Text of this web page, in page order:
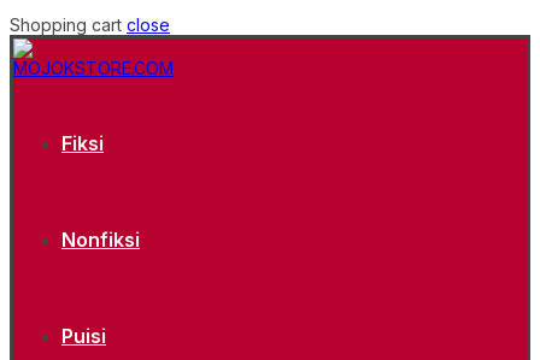
Shopping cart close
Fiksi
Nonfiksi
Puisi